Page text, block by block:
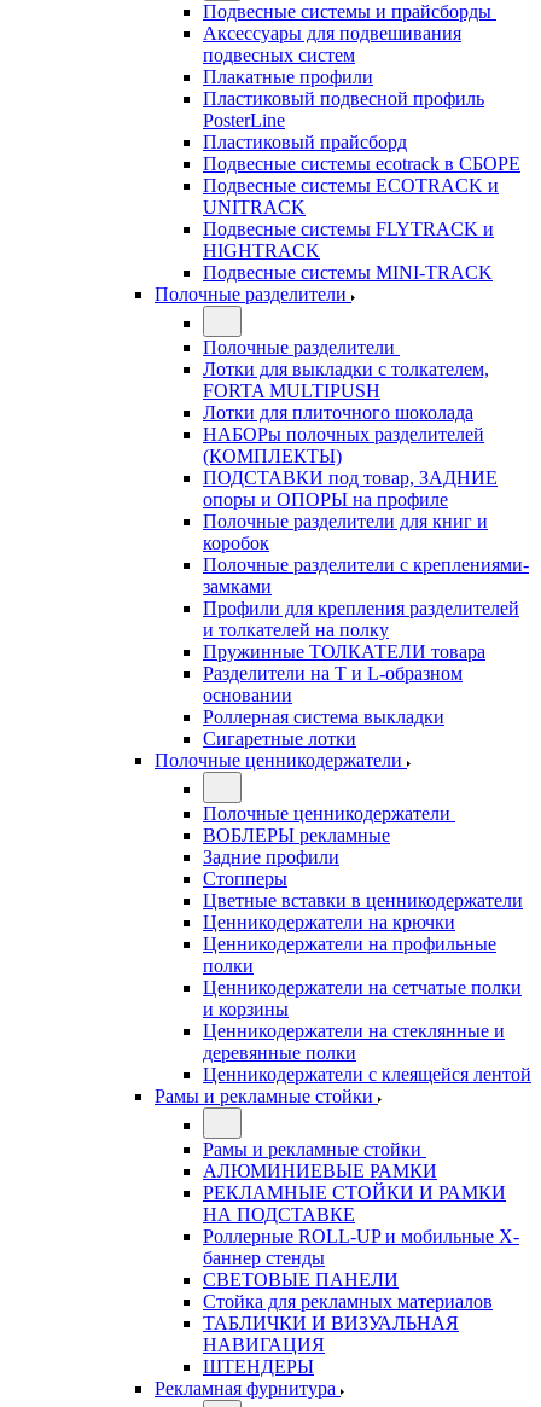
Подвесные системы и прайсборды
Аксессуары для подвешивания
подвесных систем
Плакатные профили
Пластиковый подвесной профиль
PosterLine
Пластиковый прайсборд
Подвесные системы ecotrack в СБОРЕ
Подвесные системы ECOTRACK и
UNITRACK
Подвесные системы FLYTRACK и
HIGHTRACK
Подвесные системы MINI-TRACK
Полочные разделители
Полочные разделители
Лотки для выкладки с толкателем,
FORTA MULTIPUSH
Лотки для плиточного шоколада
НАБОРы полочных разделителей
(КОМПЛЕКТЫ)
ПОДСТАВКИ под товар, ЗАДНИЕ
опоры и ОПОРЫ на профиле
Полочные разделители для книг и
коробок
Полочные разделители с креплениями-
замками
Профили для крепления разделителей
и толкателей на полку
Пружинные ТОЛКАТЕЛИ товара
Разделители на Т и L-образном
основании
Роллерная система выкладки
Сигаретные лотки
Полочные ценникодержатели
Полочные ценникодержатели
ВОБЛЕРЫ рекламные
Задние профили
Стопперы
Цветные вставки в ценникодержатели
Ценникодержатели на крючки
Ценникодержатели на профильные
полки
Ценникодержатели на сетчатые полки
и корзины
Ценникодержатели на стеклянные и
деревянные полки
Ценникодержатели с клеящейся лентой
Рамы и рекламные стойки
Рамы и рекламные стойки
АЛЮМИНИЕВЫЕ РАМКИ
РЕКЛАМНЫЕ СТОЙКИ И РАМКИ
НА ПОДСТАВКЕ
Роллерные ROLL-UP и мобильные X-
баннер стенды
СВЕТОВЫЕ ПАНЕЛИ
Стойка для рекламных материалов
ТАБЛИЧКИ И ВИЗУАЛЬНАЯ
НАВИГАЦИЯ
ШТЕНДЕРЫ
Рекламная фурнитура